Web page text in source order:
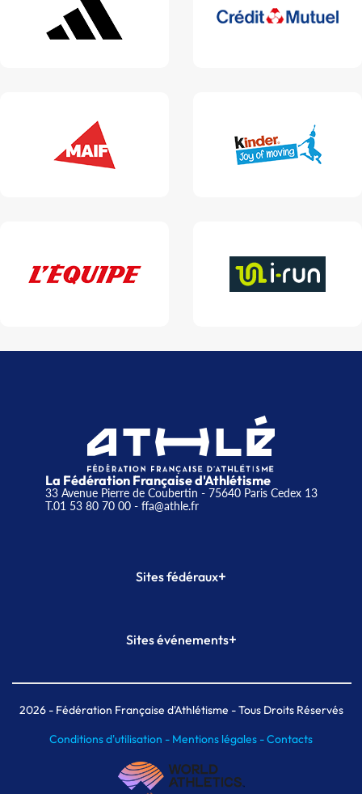
La Fédération Française d'Athlétisme
33 Avenue Pierre de Coubertin - 75640 Paris Cedex 13
T.01 53 80 70 00- ffa@athle.fr
Sites fédéraux+
Plateforme Formation
Sites événements+
Meeting de Paris indoor
MAIF Ekiden de Paris
2026- Fédération Française d'Athlétisme - Tous Droits Réservés
Conditions d'utilisation - Mentions légales -Contacts